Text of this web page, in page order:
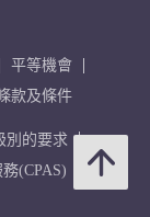
平等機會
款及條件
別的要求
(CPAS)